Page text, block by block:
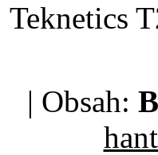
Teknetics
| Obsah: